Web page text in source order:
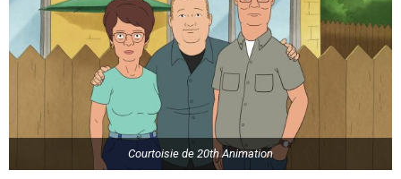
Courtoisie de 20th Animation